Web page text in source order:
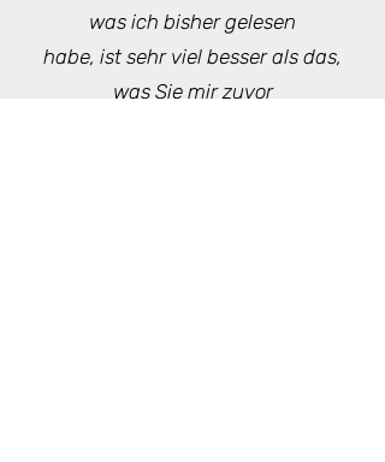
was ich bisher gelesen
habe, ist sehr viel besser als das,
was Sie mir zuvor